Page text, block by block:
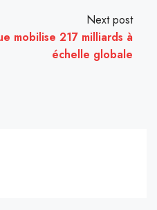
Next post
mobilise 217 milliards à
échelle globale